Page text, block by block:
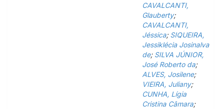
CAVALCANTI,
Glauberty;
CAVALCANTI,
Jéssica; SIQUEIRA,
Jessiklécia Josinalva
de; SILVA JÚNIOR,
José Roberto da;
ALVES, Josilene;
VIEIRA, Juliany;
CUNHA, Lígia
Cristina Câmara;